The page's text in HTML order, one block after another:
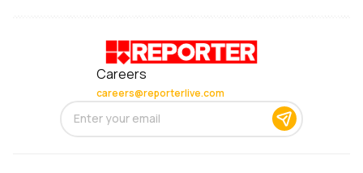
Careers
careers@reporterlive.com